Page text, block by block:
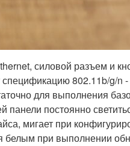
силовой разъем и
802.11b/g/n
для выполнения
панели постоянно
мигает при
белым при выполнении